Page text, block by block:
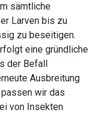
sämtliche
Larven bis zu
zu beseitigen.
eine gründliche
der Befall
Ausbreitung
wir das
von Insekten